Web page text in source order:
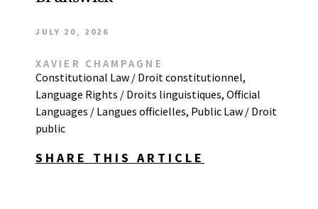
JULY 20, 2026
XAVIER CHAMPAGNE
Constitutional Law / Droit constitutionnel,
Language Rights / Droits linguistiques, Official
Languages / Langues officielles, Public Law / Droit
public
SHARE THIS ARTICLE